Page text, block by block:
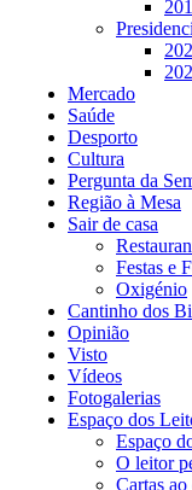
Mercado
Saúde
Desporto
Cultura
Pergunta da
Região à Mesa
Sair de casa
Festas e
Oxigénio
Cantinho dos
Opinião
Visto
Vídeos
Fotogalerias
Espaço dos
Espaço
O leitor
Cartas